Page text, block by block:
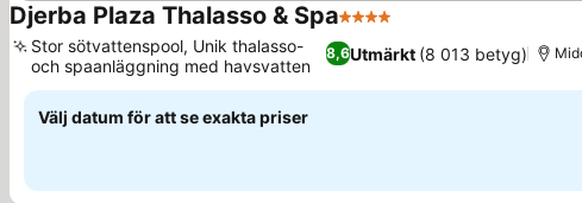
Djerba Plaza Thalasso & Spa4 Stjärnor
8,6Utmärkt (8 013 betyg)
Stor sötvattenspool, Unik thalasso-
och spaanläggning med havsvatten
Välj datum för att se exakta priser